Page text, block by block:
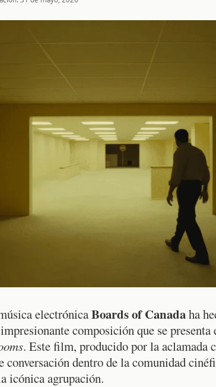
electrónicaBoards of Canadaha
composición que se
. Este film, producido por la aclamada
conversación dentro de la comunidad
icónica agrupación.